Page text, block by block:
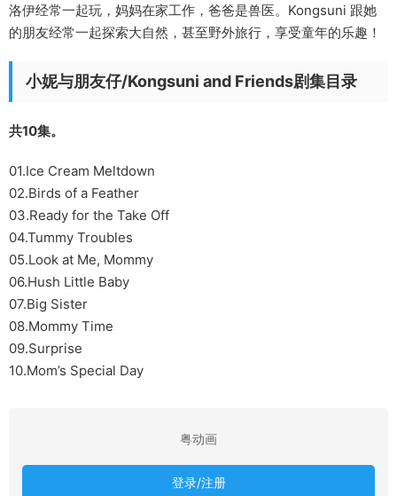
洛伊经常一起玩，妈妈在家工作，爸爸是兽医。Kongsuni 跟她
的朋友经常一起探索大自然，甚至野外旅行，享受童年的乐趣！
小妮与朋友仔/Kongsuni and Friends剧集目录
共10集。
01.Ice Cream Meltdown
02.Birds of a Feather
03.Ready for the Take Off
04.Tummy Troubles
05.Look at Me, Mommy
06.Hush Little Baby
07.Big Sister
08.Mommy Time
09.Surprise
10.Mom’s Special Day
粤动画
登录/注册